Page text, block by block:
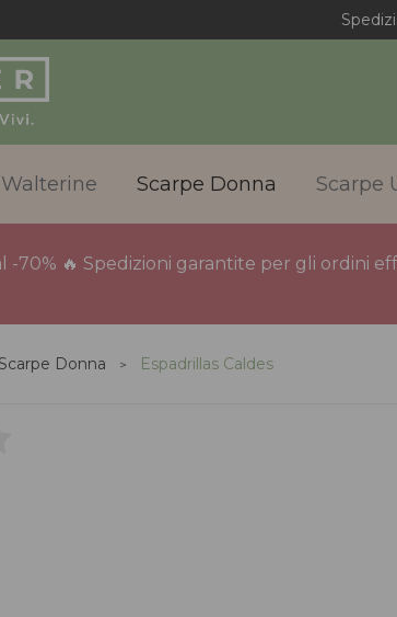
Walterine Scarpe Donna Scarpe
-70% 🔥 Spedizioni garantite per gli ordini
Scarpe Donna Espadrillas Caldes